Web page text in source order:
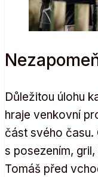
Důležitou úlohu
hraje venkovní
část svého času.
s posezením,
Tomáš před